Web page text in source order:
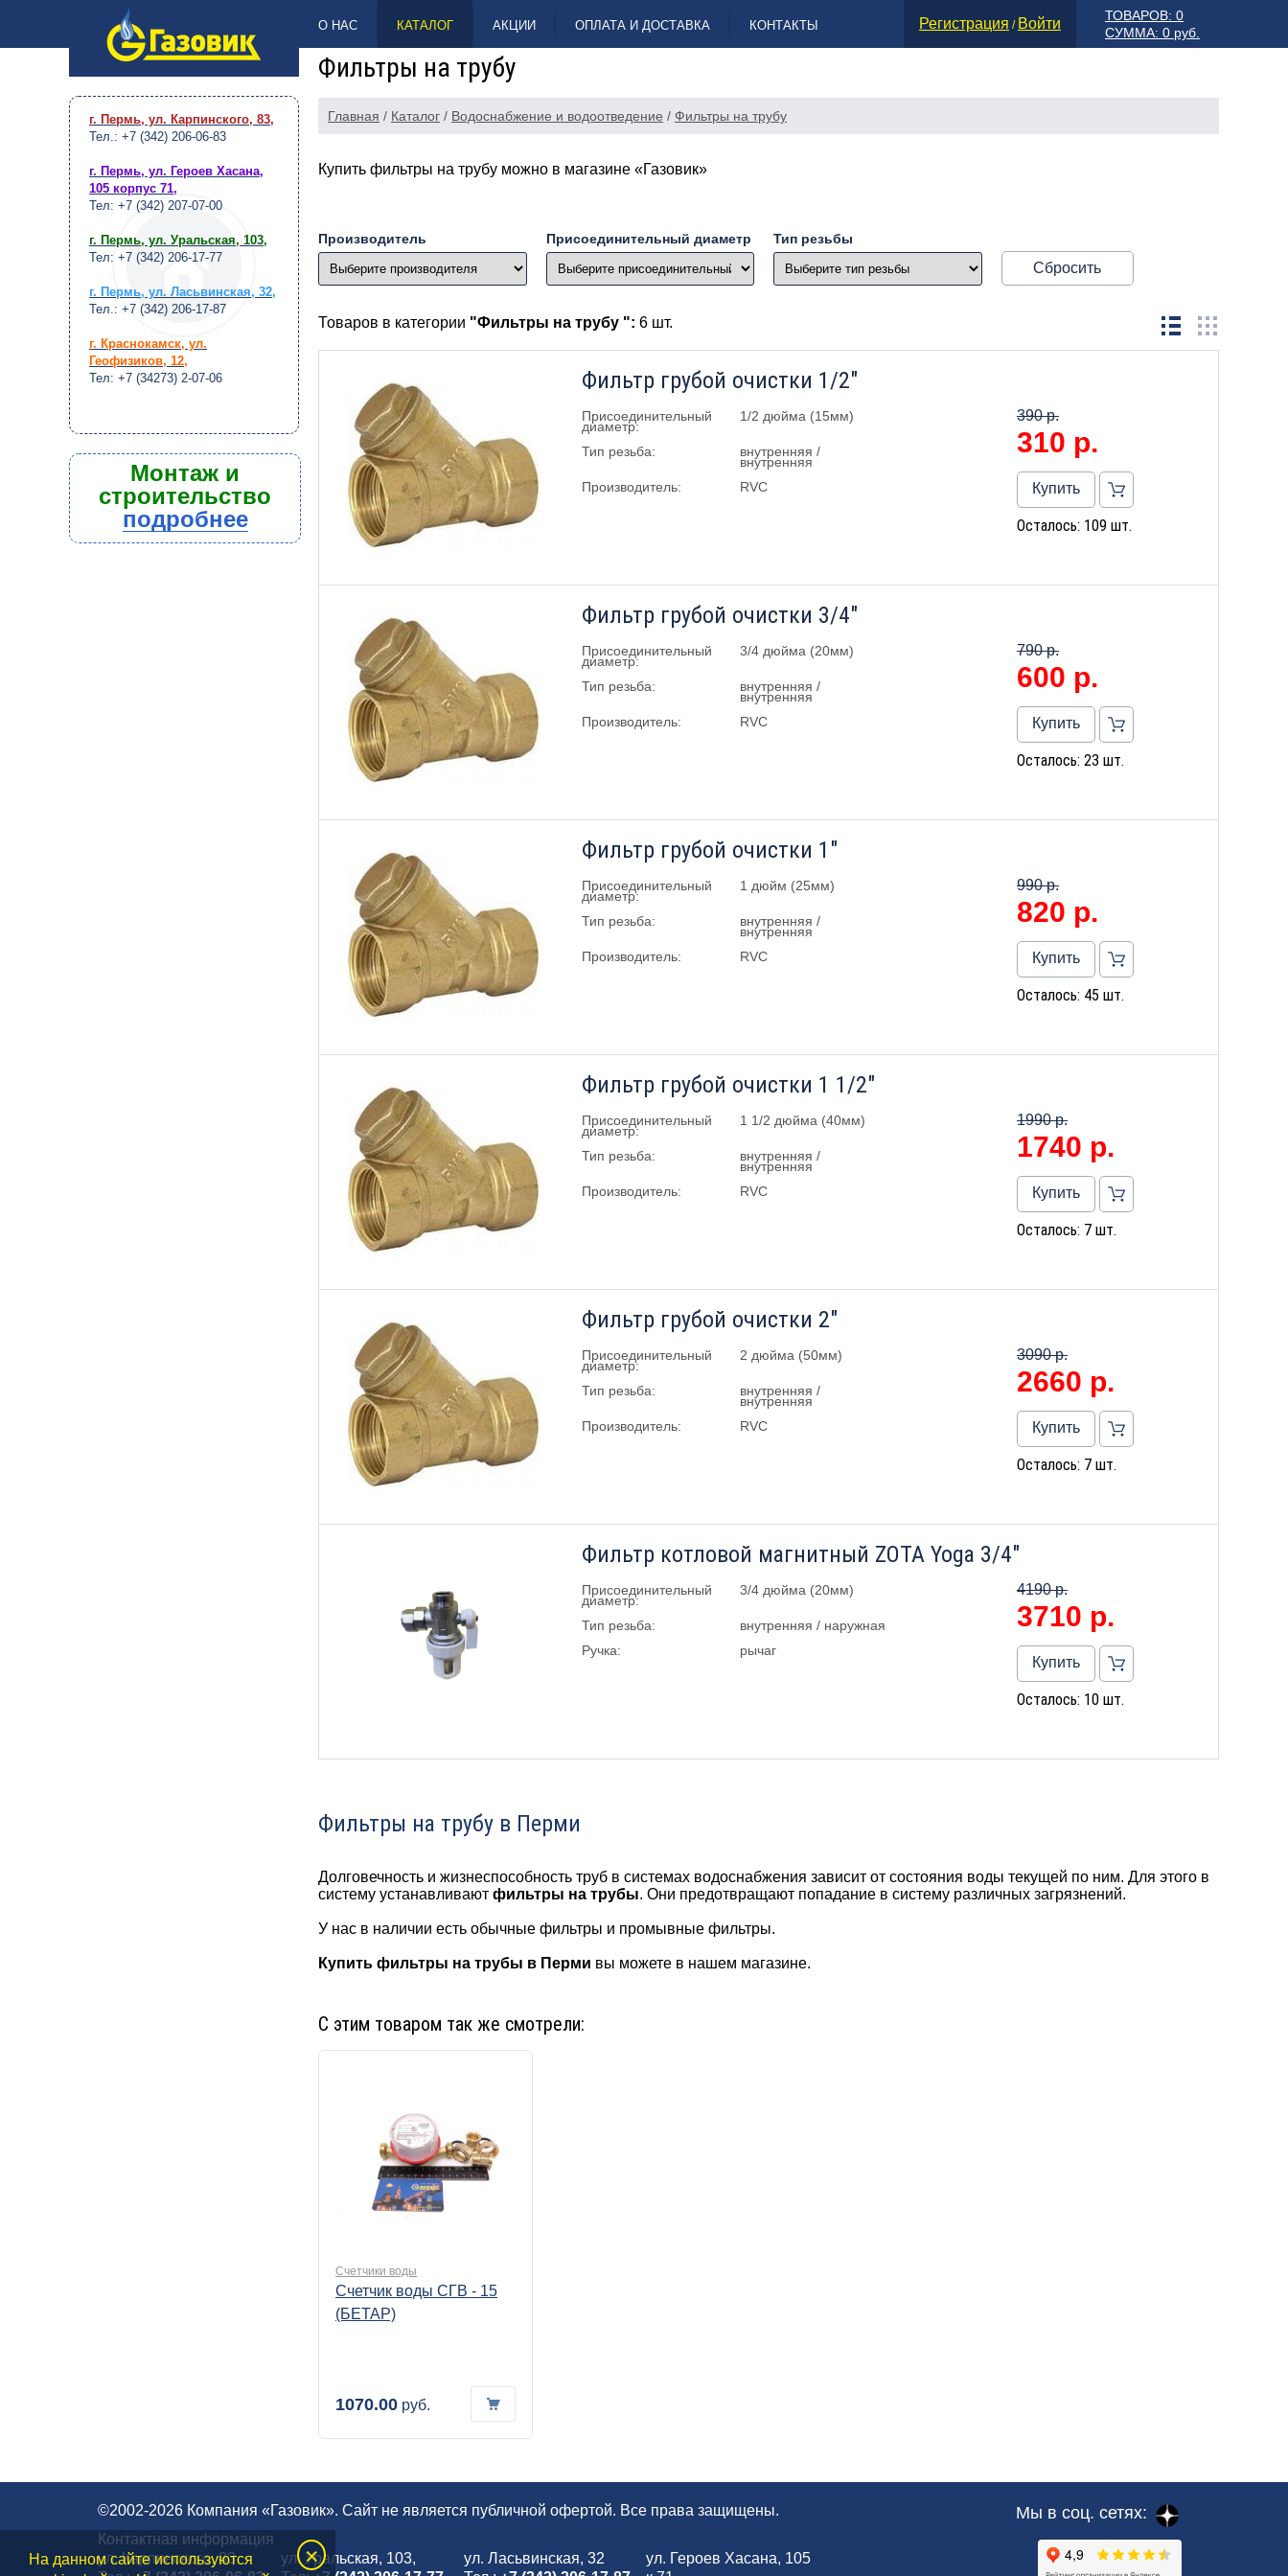
НАВЕРХ
О НАС КАТАЛОГ АКЦИИ ОПЛАТА И ДОСТАВКА КОНТАКТЫ
ТОВАРОВ: 0
СУММА: 0 руб.
Регистрация / Войти
Фильтры на трубу
Главная / Каталог / Водоснабжение и водоотведение / Фильтры на трубу
Купить фильтры на трубу можно в магазине «Газовик»
Производитель Присоединительный диаметр Тип резьбы
Сбросить
Товаров в категории "Фильтры на трубу ": 6 шт.
Фильтр грубой очистки 1/2"
Присоединительный
диаметр:
1/2 дюйма (15мм)
Тип резьба: внутренняя /
внутренняя
Производитель:
RVC
390 р.
310 р.
Купить
Осталось: 109 шт.
Фильтр грубой очистки 3/4"
Присоединительный
диаметр:
3/4 дюйма (20мм)
Тип резьба: внутренняя /
внутренняя
Производитель:
RVC
790 р.
600 р.
Купить
Осталось: 23 шт.
Фильтр грубой очистки 1"
Присоединительный
диаметр:
1 дюйм (25мм)
Тип резьба: внутренняя /
внутренняя
Производитель:
RVC
990 р.
820 р.
Купить
Осталось: 45 шт.
Фильтр грубой очистки 1 1/2"
Присоединительный
диаметр:
1 1/2 дюйма (40мм)
Тип резьба: внутренняя /
внутренняя
Производитель:
RVC
1990 р.
1740 р.
Купить
Осталось: 7 шт.
Фильтр грубой очистки 2"
Присоединительный
диаметр:
2 дюйма (50мм)
Тип резьба: внутренняя /
внутренняя
Производитель:
RVC
3090 р.
2660 р.
Купить
Осталось: 7 шт.
Фильтр котловой магнитный ZOTA Yoga 3/4"
Присоединительный
диаметр:
3/4 дюйма (20мм)
Тип резьба:
внутренняя / наружная
Ручка:
рычаг
4190 р.
3710 р.
Купить
Осталось: 10 шт.
Фильтры на трубу в Перми
Долговечность и жизнеспособность труб в системах водоснабжения зависит от состояния воды текущей по ним. Для этого в
систему устанавливают фильтры на трубы. Они предотвращают попадание в систему различных загрязнений.
У нас в наличии есть обычные фильтры и промывные фильтры.
Купить фильтры на трубы в Перми вы можете в нашем магазине.
С этим товаром так же смотрели:
Счетчики воды
Счетчик воды СГВ - 15
(БЕТАР)
1070.00 руб.
г. Пермь, ул. Карпинского, 83,
Тел.: +7 (342) 206-06-83
г. Пермь, ул. Героев Хасана,
105 корпус 71,
Тел: +7 (342) 207-07-00
г. Пермь, ул. Уральская, 103,
Тел: +7 (342) 206-17-77
г. Пермь, ул. Ласьвинская, 32,
Тел.: +7 (342) 206-17-87
г. Краснокамск, ул.
Геофизиков, 12,
Тел: +7 (34273) 2-07-06
Монтаж и
строительство
подробнее
©2002-2026 Компания «Газовик». Сайт не является публичной офертой. Все права защищены.
Контактная информация
ул. Карпинского, 83
ул. Уральская, 103,
ул. Ласьвинская, 32
ул. Героев Хасана, 105
Мы в соц. сетях:
На данном сайте используются
×